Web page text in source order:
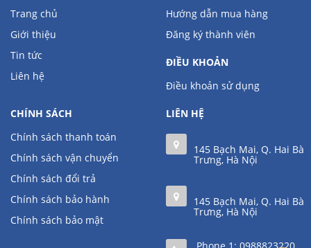
Trang chủ
Giới thiệu
Tin tức
Liên hệ
Hướng dẫn mua hàng
Đăng ký thành viên
ĐIỀU KHOẢN
Điều khoản sử dụng
CHÍNH SÁCH
Chính sách thanh toán
Chính sách vận chuyển
Chính sách đổi trả
Chính sách bảo hành
Chính sách bảo mật
LIÊN HỆ
145 Bạch Mai, Q. Hai Bà
Trưng, Hà Nội
145 Bạch Mai, Q. Hai Bà
Trưng, Hà Nội